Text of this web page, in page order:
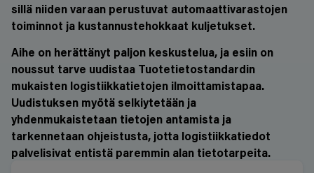
sillä niiden varaan perustuvat automaattivarastojen
toiminnot ja kustannustehokkaat kuljetukset.
Aihe on herättänyt paljon keskustelua, ja esiin on
noussut tarve uudistaa Tuotetietostandardin
mukaisten logistiikkatietojen ilmoittamistapaa.
Uudistuksen myötä selkiytetään ja
yhdenmukaistetaan tietojen antamista ja
tarkennetaan ohjeistusta, jotta logistiikkatiedot
palvelisivat entistä paremmin alan tietotarpeita.